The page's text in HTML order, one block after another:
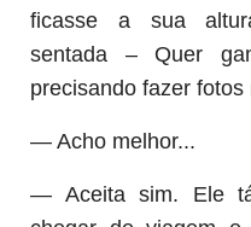
ficasse a sua
sentada – Quer
precisando fazer fotos
— Acho melhor...
— Aceita sim. Ele